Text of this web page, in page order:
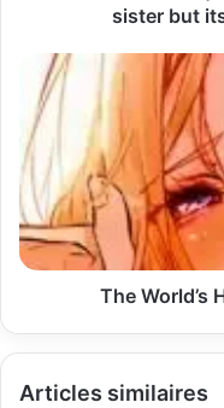
sister but
The World’s
Articles similaires